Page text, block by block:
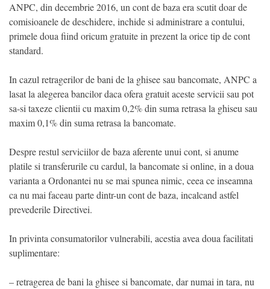
ANPC, din decembrie 2016, un cont de baza era scutit doar de
comisioanele de deschidere, inchide si administrare a contului,
primele doua fiind oricum gratuite in prezent la orice tip de cont
standard.
In cazul retragerilor de bani de la ghisee sau bancomate, ANPC a
lasat la alegerea bancilor daca ofera gratuit aceste servicii sau pot
sa-si taxeze clientii cu maxim 0,2% din suma retrasa la ghiseu sau
maxim 0,1% din suma retrasa la bancomate.
Despre restul serviciilor de baza aferente unui cont, si anume
platile si transferurile cu cardul, la bancomate si online, in a doua
varianta a Ordonantei nu se mai spunea nimic, ceea ce inseamna
ca nu mai faceau parte dintr-un cont de baza, incalcand astfel
prevederile Directivei.
In privinta consumatorilor vulnerabili, acestia avea doua facilitati
suplimentare:
– retragerea de bani la ghisee si bancomate, dar numai in tara, nu